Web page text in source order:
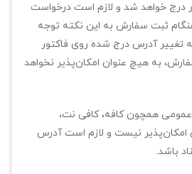
درج خواهد شد و لازم است درخواست
ثبت سفارش به این نکته توجه
تغییر آدرس درج شده روی فاکتور
به هیچ عنوان امکان‌پذیر نخواهد
همچون کافه، کافی نت،
امکان‌پذیر نیست و لازم است آدرس
باشد.